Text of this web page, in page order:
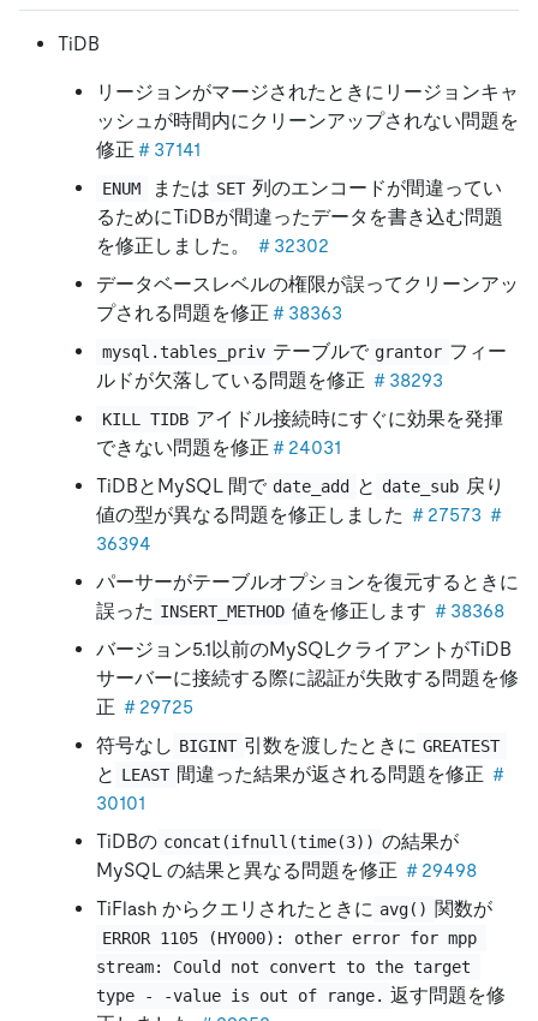
TiDB
リージョンがマージされたときにリージョンキャ
ッシュが時間内にクリーンアップされない問題を
修正 ＃37141
ENUM または SET 列のエンコードが間違ってい
るためにTiDBが間違ったデータを書き込む問題
を修正しました。
＃32302
データベースレベルの権限が誤ってクリーンアッ
プされる問題を修正 ＃38363
mysql.tables_priv テーブルで grantor フィー
ルドが欠落している問題を修正 ＃38293
KILL TIDB アイドル接続時にすぐに効果を発揮
できない問題を修正 ＃24031
TiDBとMySQL 間で date_add と date_sub 戻り
値の型が異なる問題を修正しました ＃27573 ＃
36394
パーサーがテーブルオプションを復元するときに
誤った INSERT_METHOD 値を修正します ＃38368
バージョン5.1以前のMySQLクライアントがTiDB
サーバーに接続する際に認証が失敗する問題を修
正 ＃29725
符号なし BIGINT 引数を渡したときに GREATEST
と LEAST 間違った結果が返される問題を修正 ＃
30101
TiDBの concat(ifnull(time(3)) の結果が
MySQL の結果と異なる問題を修正 ＃29498
TiFlash からクエリされたときに avg() 関数が
ERROR 1105 (HY000): other error for mpp
stream: Could not convert to the target
type - -value is out of range. 返す問題を修